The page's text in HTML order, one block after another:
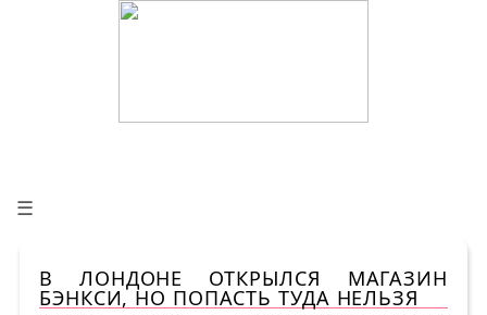
☰
В ЛОНДОНЕ ОТКРЫЛСЯ МАГАЗИН
БЭНКСИ, НО ПОПАСТЬ ТУДА НЕЛЬЗЯ